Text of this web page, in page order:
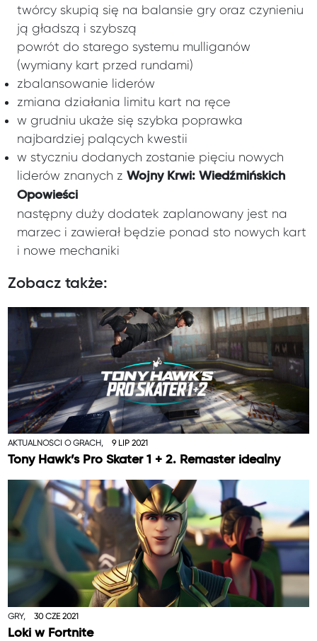
twórcy skupią się na balansie gry oraz czynieniu
ją gładszą i szybszą
powrót do starego systemu mulliganów
(wymiany kart przed rundami)
zbalansowanie liderów
zmiana działania limitu kart na ręce
w grudniu ukaże się szybka poprawka
najbardziej palących kwestii
w styczniu dodanych zostanie pięciu nowych
liderów znanych z Wojny Krwi: Wiedźmińskich
Opowieści
następny duży dodatek zaplanowany jest na
marzec i zawierał będzie ponad sto nowych kart
i nowe mechaniki
Zobacz także:
AKTUALNOŚCI O GRACH, 9 LIP 2021
Tony Hawk’s Pro Skater 1 + 2. Remaster idealny
GRY, 30 CZE 2021
Loki w Fortnite